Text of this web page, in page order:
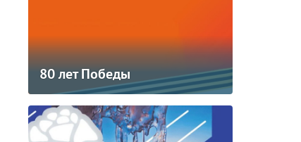
80 лет Победы